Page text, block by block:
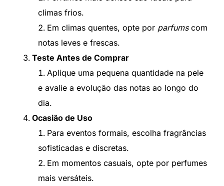
climas frios.
Em climas quentes, opte por parfumscom
notas leves e frescas.
Teste Antes de Comprar
Aplique uma pequena quantidade na pele
e avalie a evolução das notas ao longo do
dia.
Ocasião de Uso
Para eventos formais, escolha fragrâncias
sofisticadas e discretas.
Em momentos casuais, opte por perfumes
mais versáteis.